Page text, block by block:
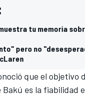
tu memoria
pero no
que el objetivo
Bakú es la fiabilidad